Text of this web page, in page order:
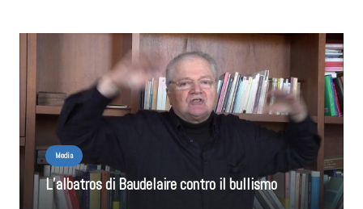
Media
L’albatros di Baudelaire contro il bullismo